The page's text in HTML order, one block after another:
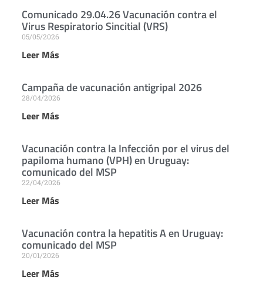
Comunicado 29.04.26 Vacunación contra el
Virus Respiratorio Sincitial (VRS)
05/05/2026
Leer Más
Campaña de vacunación antigripal 2026
28/04/2026
Leer Más
Vacunación contra la Infección por el virus del
papiloma humano (VPH) en Uruguay:
comunicado del MSP
22/04/2026
Leer Más
Vacunación contra la hepatitis A en Uruguay:
comunicado del MSP
20/01/2026
Leer Más